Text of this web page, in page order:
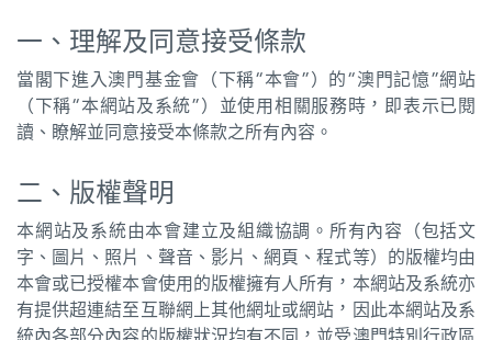
古
圖
媽
寺
廟
一、理解及同意接受條款
當閣下進入澳門基金會（下稱“本會”）的“澳門記憶”網站
（下稱“本網站及系統”）並使用相關服務時，即表示已閱
讀、瞭解並同意接受本條款之所有內容。
二、版權聲明
本網站及系統由本會建立及組織協調。所有內容（包括文
字、圖片、照片、聲音、影片、網頁、程式等）的版權均由
本會或已授權本會使用的版權擁有人所有，本網站及系統亦
有提供超連結至互聯網上其他網址或網站，因此本網站及系